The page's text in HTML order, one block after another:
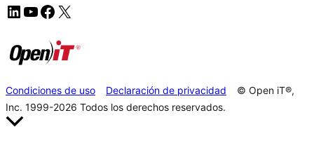
Condiciones de uso Declaración de privacidad
© Open iT®,
Inc. 1999-2026 Todos los derechos reservados.